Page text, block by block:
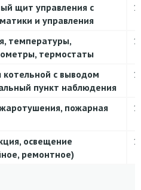
щит управления с
и управления
1
температуры,
термостаты
1
с выводом
пункт наблюдения
1
пожарная
1
освещение
ремонтное)
1